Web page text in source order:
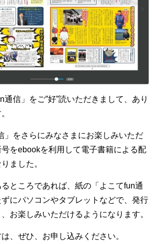
通信」をご”好”読いただきまして、あり
をさらにみなさまにお楽しみいただ
をebookを利用して電子書籍による配
ました。
ところであれば、紙の「よこてfun通
にパソコンやタブレットなどで、発行
お楽しみいただけるようになります。
、ぜひ、お申し込みください。